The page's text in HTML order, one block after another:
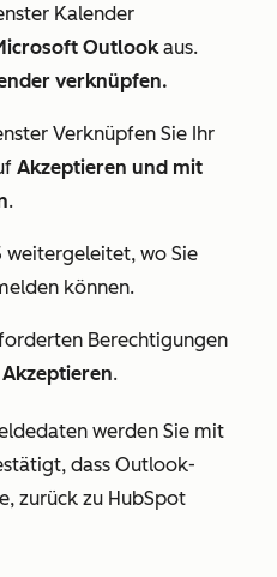
Kalender
Outlookaus.
verknüpfen.
Verknüpfen Sie Ihr
Akzeptieren und mit
.
weitergeleitet, wo Sie
können.
Berechtigungen
Akzeptieren.
werden Sie mit
dass Outlook-
zurück zu HubSpot